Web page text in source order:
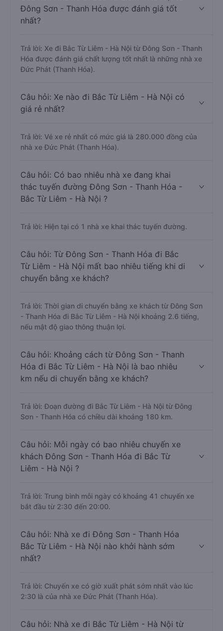
Đông Sơn - Thanh Hóa được đánh giá tốt
nhất?
Trả lời: Xe đi Bắc Từ Liêm - Hà Nội từ Đông Sơn - Thanh
Hóa được đánh giá chất lượng tốt nhất là những nhà xe
Đức Phát (Thanh Hóa).
Câu hỏi: Xe nào đi Bắc Từ Liêm - Hà Nội có
giá rẻ nhất?
Trả lời: Vé xe rẻ nhất có mức giá là 280.000 đồng của
nhà xe Đức Phát (Thanh Hóa).
Câu hỏi: Có bao nhiêu nhà xe đang khai
thác tuyến đường Đông Sơn - Thanh Hóa -
Bắc Từ Liêm - Hà Nội ?
Trả lời: Hiện tại có 1 nhà xe khai thác tuyến đường.
Câu hỏi: Từ Đông Sơn - Thanh Hóa đi Bắc
Từ Liêm - Hà Nội mất bao nhiêu tiếng khi di
chuyển bằng xe khách?
Trả lời: Thời gian di chuyển bằng xe khách từ Đông Sơn
- Thanh Hóa đi Bắc Từ Liêm - Hà Nội khoảng 2.6 tiếng,
nếu mật độ giao thông thuận lợi.
Câu hỏi: Khoảng cách từ Đông Sơn - Thanh
Hóa đi Bắc Từ Liêm - Hà Nội là bao nhiêu
km nếu di chuyển bằng xe khách?
Trả lời: Đoạn đường đi Bắc Từ Liêm - Hà Nội từ Đông
Sơn - Thanh Hóa có chiều dài khoảng 180 km.
Câu hỏi: Mỗi ngày có bao nhiêu chuyến xe
khách Đông Sơn - Thanh Hóa đi Bắc Từ
Liêm - Hà Nội ?
Trả lời: Trung bình mỗi ngày có khoảng 41 chuyến xe
bắt đầu từ 2:30 đến 20:00.
Câu hỏi: Nhà xe đi Đông Sơn - Thanh Hóa
Bắc Từ Liêm - Hà Nội nào khởi hành sớm
nhất?
Trả lời: Chuyến xe có giờ xuất phát sớm nhất vào lúc
2:30 là của nhà xe Đức Phát (Thanh Hóa).
Câu hỏi: Nhà xe đi Bắc Từ Liêm - Hà Nội từ